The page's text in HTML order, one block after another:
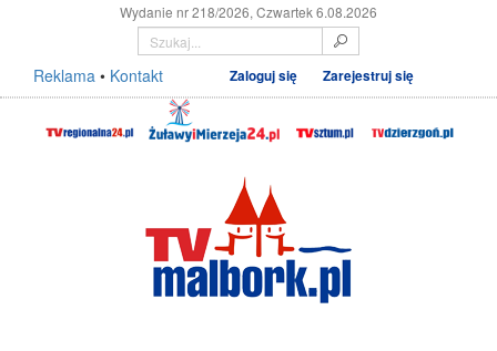
Wydanie nr 218/2026, Czwartek 6.08.2026
Reklama • Kontakt Zaloguj się Zarejestruj się